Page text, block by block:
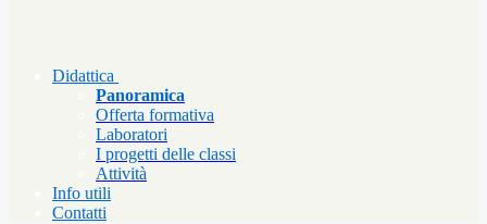
Didattica
Panoramica
Offerta formativa
Laboratori
I progetti delle classi
Attività
Info utili
Contatti